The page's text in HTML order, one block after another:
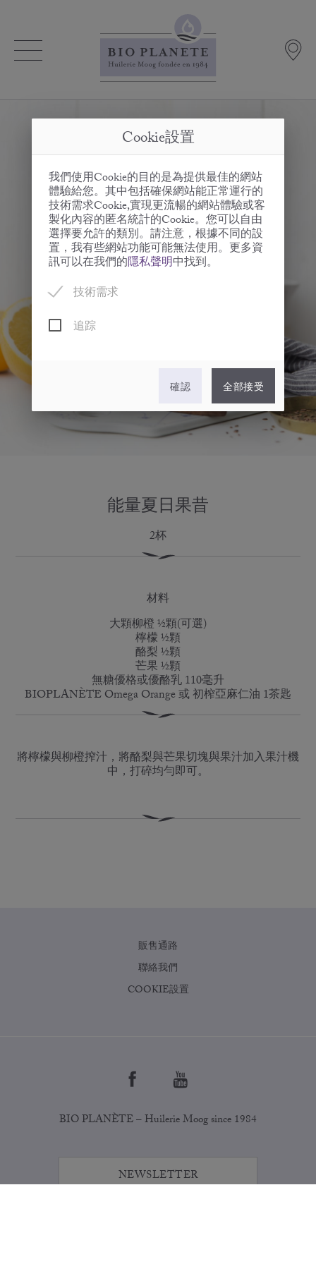
Cookie設置
我們使用Cookie的目的是為提供最佳的網站
體驗給您。其中包括確保網站能正常運行的
技術需求Cookie,實現更流暢的網站體驗或客
製化內容的匿名統計的Cookie。您可以自由
選擇要允許的類別。請注意，根據不同的設
置，我有些網站功能可能無法使用。更多資
訊可以在我們的隱私聲明中找到。
技術需求
追踪
確認 全部接受
能量夏日果昔
2杯
材料
大顆柳橙 ½顆(可選)
檸檬 ½顆
酪梨 ½顆
芒果 ½顆
無糖優格或優酪乳 110毫升
BIOPLANÈTE Omega Orange 或 初榨亞麻仁油 1茶匙
將檸檬與柳橙搾汁，將酪梨與芒果切塊與果汁加入果汁機
中，打碎均勻即可。
販售通路
聯絡我們
COOKIE設置
BIO PLANÈTE – Huilerie Moog since 1984
NEWSLETTER